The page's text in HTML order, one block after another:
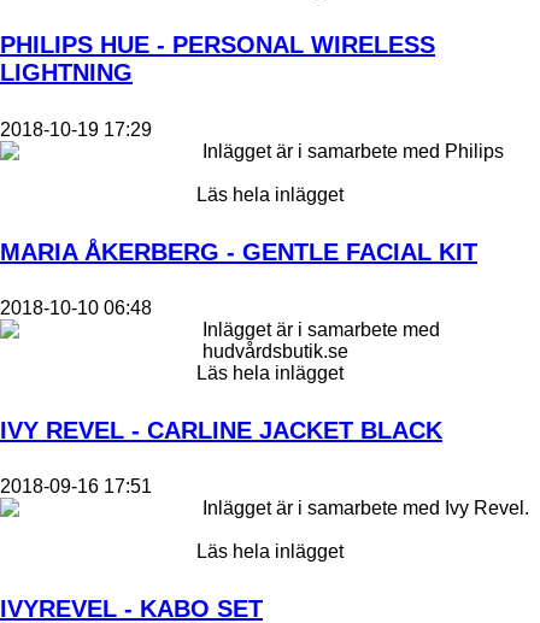
PHILIPS HUE - PERSONAL WIRELESS
LIGHTNING
2018-10-19 17:29
Inlägget är i samarbete med Philips
Läs hela inlägget
MARIA ÅKERBERG - GENTLE FACIAL KIT
2018-10-10 06:48
Inlägget är i samarbete med
hudvårdsbutik.se
Läs hela inlägget
IVY REVEL - CARLINE JACKET BLACK
2018-09-16 17:51
Inlägget är i samarbete med Ivy Revel.
Läs hela inlägget
IVYREVEL - KABO SET